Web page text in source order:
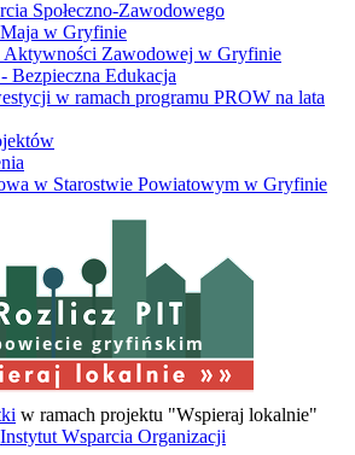
gryfińskim
w ramach projektu "Wspieraj lokalnie"
Instytut Wsparcia Organizacji